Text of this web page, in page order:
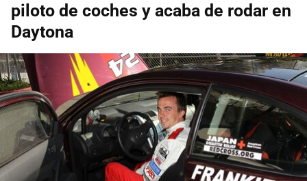
piloto de coches y acaba de rodar en
Daytona